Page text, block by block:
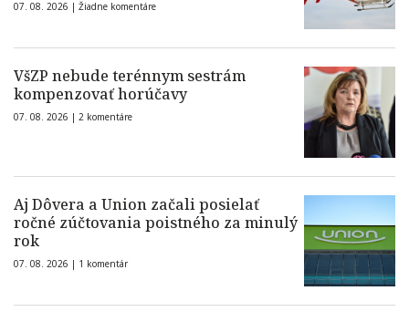
07. 08. 2026 | Žiadne komentáre
VšZP nebude terénnym sestrám
kompenzovať horúčavy
07. 08. 2026 | 2 komentáre
Aj Dôvera a Union začali posielať
ročné zúčtovania poistného za minulý
rok
07. 08. 2026 | 1 komentár